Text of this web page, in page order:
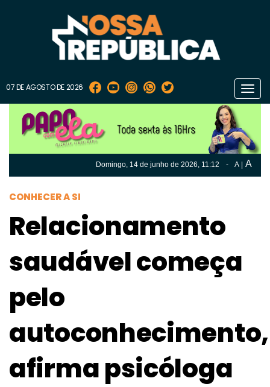
07 DE AGOSTO DE 2026
Domingo, 14 de junho de 2026, 11:12 - A | A
CONHECER A SI
Relacionamento
saudável começa
pelo
autoconhecimento,
afirma psicóloga